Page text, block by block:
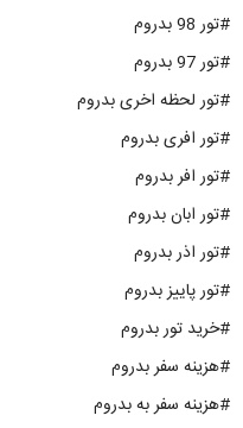
#تور 98 بدروم
#تور 97 بدروم
#تور لحظه اخری بدروم
#تور افری بدروم
#تور افر بدروم
#تور ابان بدروم
#تور اذر بدروم
#تور پاییز بدروم
#خرید تور بدروم
#هزینه سفر بدروم
#هزینه سفر به بدروم